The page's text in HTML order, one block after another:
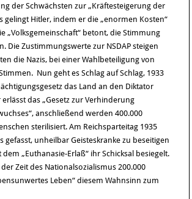
der Schwächsten zur „Kräftesteigerung der
gelingt Hitler, indem er die „enormen Kosten“
„Volksgemeinschaft“ betont, die Stimmung
Die Zustimmungswerte zur NSDAP steigen
die Nazis, bei einer Wahlbeteiligung von
Nun geht es Schlag auf Schlag, 1933
das Land an den Diktator
das „Gesetz zur Verhinderung
anschließend werden 400.000
sterilisiert. Am Reichsparteitag 1935
gefasst, unheilbar Geisteskranke zu beseitigen
„Euthanasie-Erlaß“ ihr Schicksal besiegelt.
Zeit des Nationalsozialismus 200.000
Leben“ diesem Wahnsinn zum